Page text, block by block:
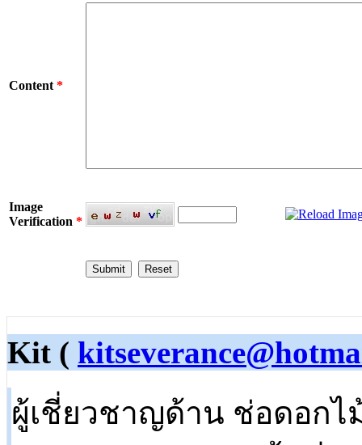
Content *
Image
Verification *
Kit (
ผู้เชี่ยวชาญด้าน ช่อดอก